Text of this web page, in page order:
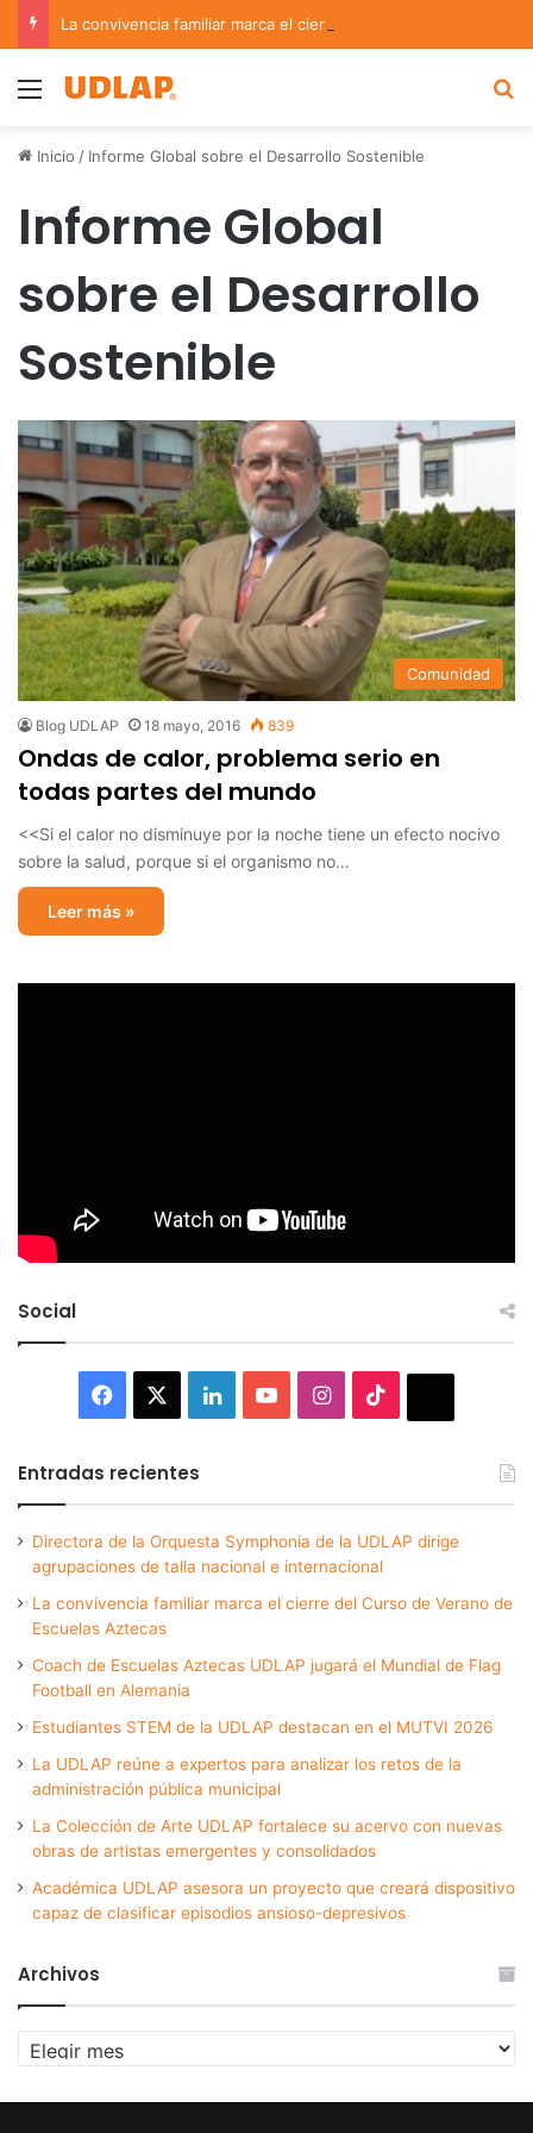
Menu
Inicio / Informe Global sobre el Desarrollo Sostenible
Informe Global
sobre el Desarrollo
Sostenible
Comunidad
Blog UDLAP 18 mayo, 2016 839
Ondas de calor, problema serio en
todas partes del mundo
<<Si el calor no disminuye por la noche tiene un efecto nocivo
sobre la salud, porque si el organismo no…
Leer más »
Social
Facebook LinkedInYouTubeInstagram
Entradas recientes
Directora de la Orquesta Symphonia de la UDLAP dirige
agrupaciones de talla nacional e internacional
La convivencia familiar marca el cierre del Curso de Verano de
Escuelas Aztecas
Coach de Escuelas Aztecas UDLAP jugará el Mundial de Flag
Football en Alemania
Estudiantes STEM de la UDLAP destacan en el MUTVI 2026
La UDLAP reúne a expertos para analizar los retos de la
administración pública municipal
La Colección de Arte UDLAP fortalece su acervo con nuevas
obras de artistas emergentes y consolidados
Académica UDLAP asesora un proyecto que creará dispositivo
capaz de clasificar episodios ansioso-depresivos
Archivos
Archivos